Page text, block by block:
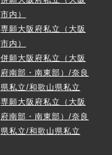
市内）
専願大阪府私立（大阪
市内）
併願大阪府私立（大阪
府南部・南東部）/奈良
県私立/和歌山県私立
専願大阪府私立（大阪
府南部・南東部）/奈良
県私立/和歌山県私立